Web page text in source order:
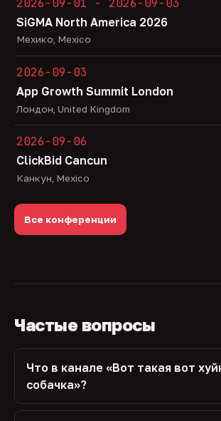
SiGMA North America 2026
Мехико, Mexico
2026-09-03
App Growth Summit London
Лондон, United Kingdom
2026-09-06
ClickBid Cancun
Канкун, Mexico
Все конференции
Частые вопросы
Что в канале «Вот такая вот
собачка»?